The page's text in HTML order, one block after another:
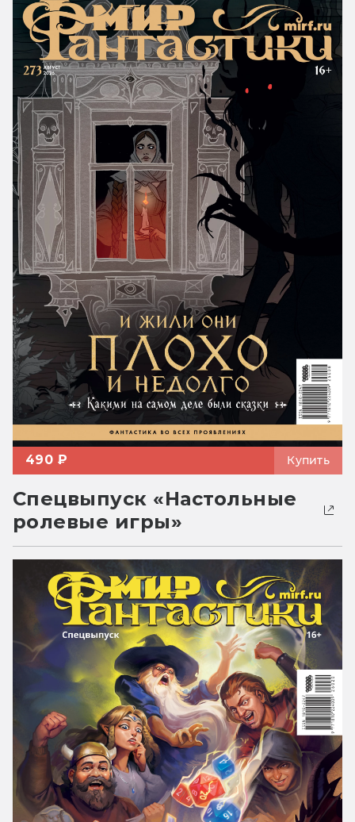
490 ₽ Купить
Спецвыпуск «Настольные
ролевые игры»